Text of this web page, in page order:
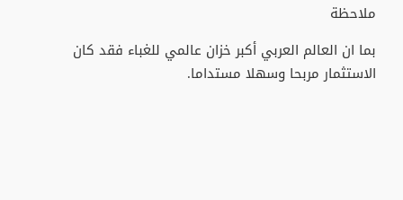
ملاحظة
بما ان العالم العربي أكبر خزان عالمي للغباء فقد كان
الاستثمار مربحا وسهلا مستداما.